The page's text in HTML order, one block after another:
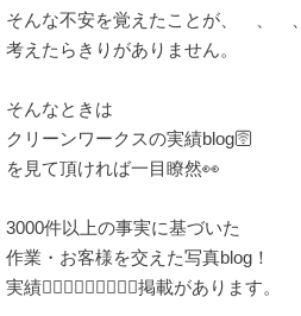
そんな不安を覚えたことが、 、 、
考えたらきりがありません。
そんなときは
クリーンワークスの実績blog🛜
を見て頂ければ一目瞭然👀
3000件以上の事実に基づいた
作業・お客様を交えた写真blog！
実績🏋🏻‍♂️🏋🏻‍♂️🏋🏻‍♂️掲載があります。